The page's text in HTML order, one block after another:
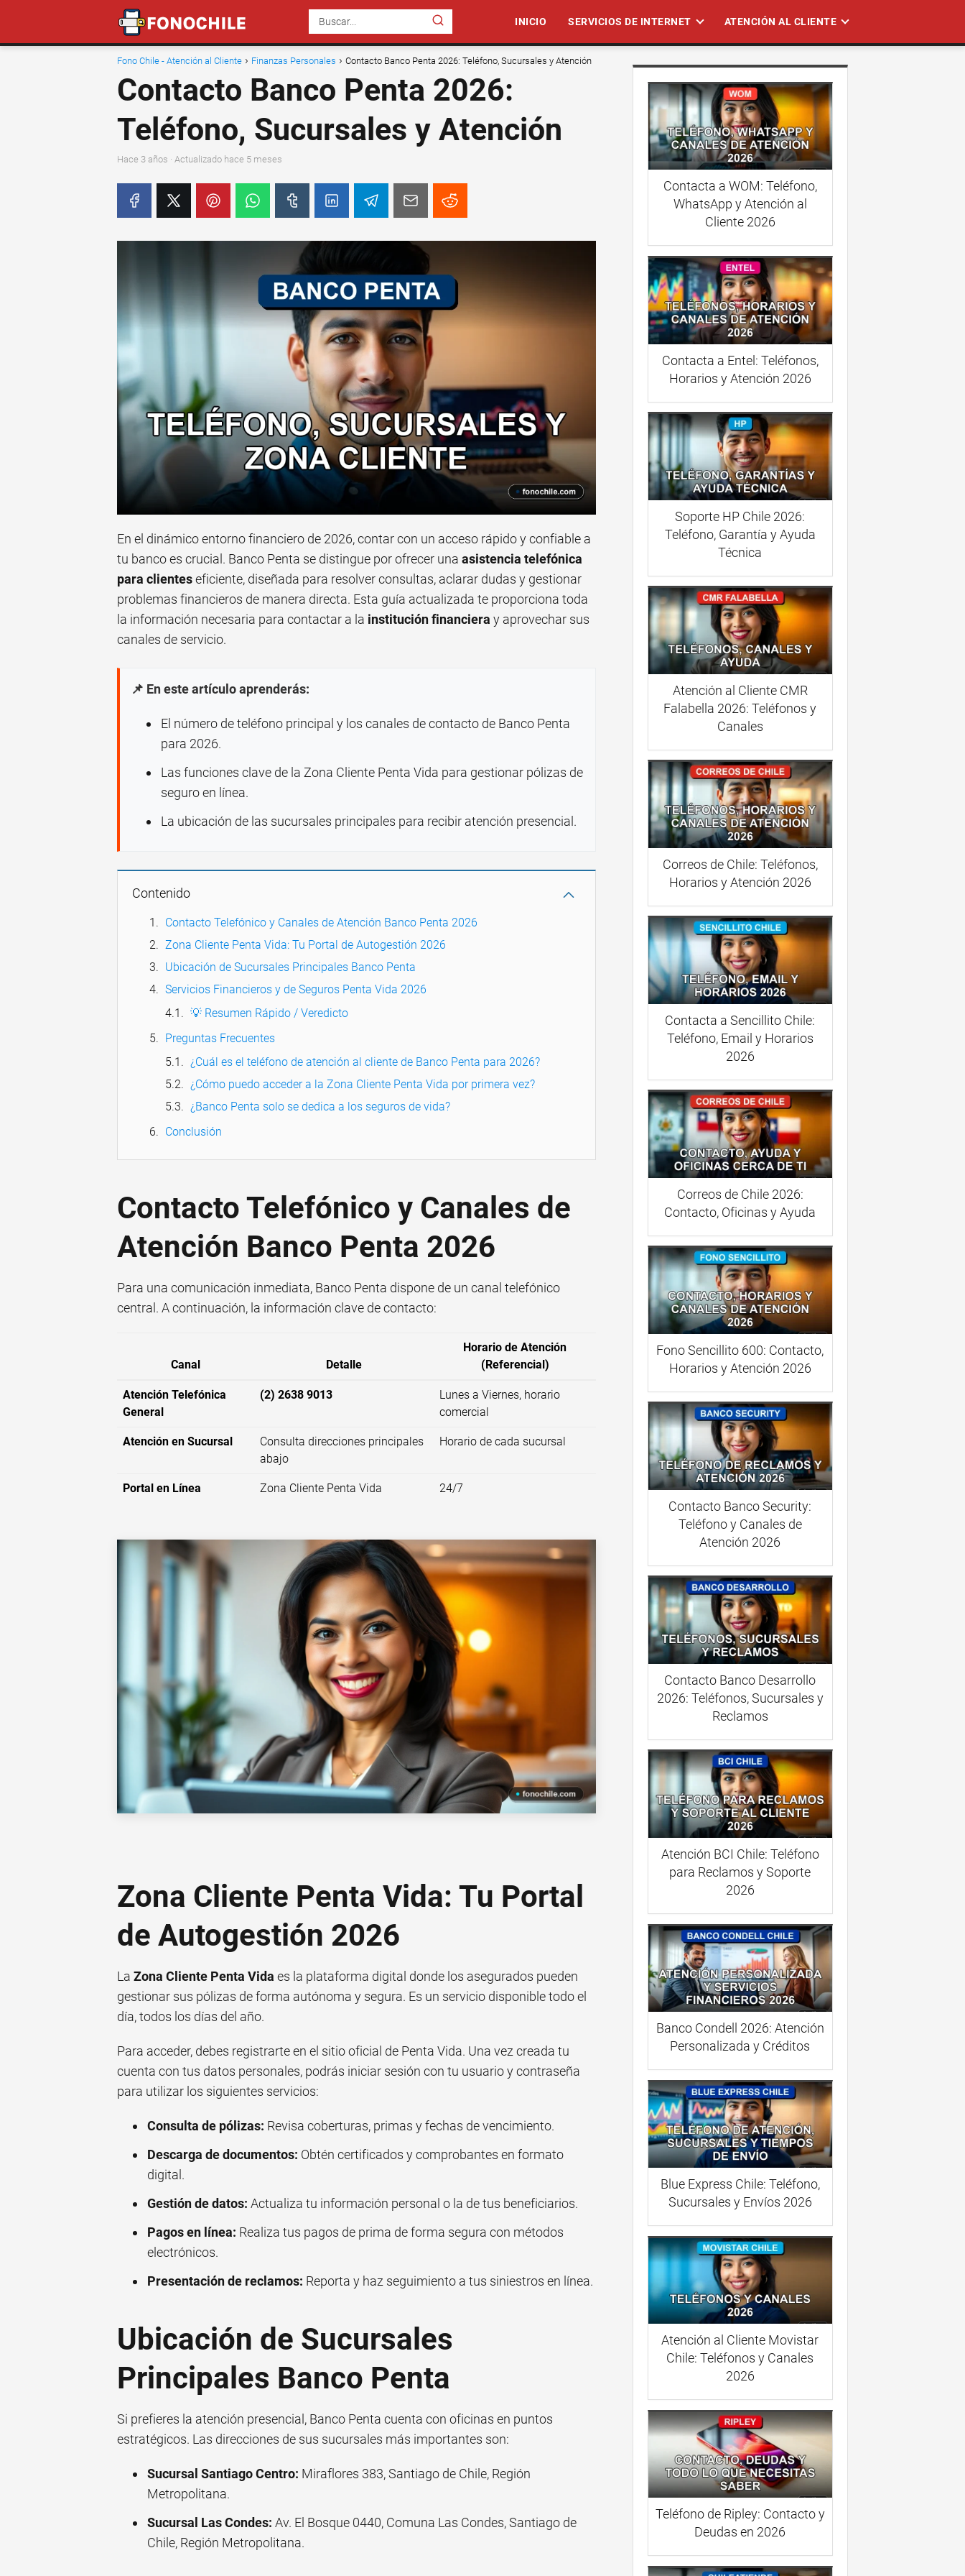
INICIO SERVICIOS DE INTERNET ATENCIÓN AL CLIENTE
Fono Chile - Atención al Cliente Finanzas Personales Contacto Banco Penta 2026: Teléfono, Sucursales y Atención
Contacto Banco Penta 2026:
Teléfono, Sucursales y Atención
hace 3 años · Actualizado hace 5 meses
En el dinámico entorno financiero de 2026, contar con un acceso rápido y confiable a
tu banco es crucial. Banco Penta se distingue por ofrecer una asistencia telefónica
para clienteseficiente, diseñada para resolver consultas, aclarar dudas y gestionar
problemas financieros de manera directa. Esta guía actualizada te proporciona toda
la información necesaria para contactar a la institución financiera y aprovechar sus
canales de servicio.
📌 En este artículo aprenderás:
El número de teléfono principal y los canales de contacto de Banco Penta
para 2026.
Las funciones clave de la Zona Cliente Penta Vida para gestionar pólizas de
seguro en línea.
La ubicación de las sucursales principales para recibir atención presencial.
Contenido
Contacto Telefónico y Canales de Atención Banco Penta 2026
Zona Cliente Penta Vida: Tu Portal de Autogestión 2026
Ubicación de Sucursales Principales Banco Penta
Servicios Financieros y de Seguros Penta Vida 2026
💡 Resumen Rápido / Veredicto
Preguntas Frecuentes
¿Cuál es el teléfono de atención al cliente de Banco Penta para 2026?
¿Cómo puedo acceder a la Zona Cliente Penta Vida por primera vez?
¿Banco Penta solo se dedica a los seguros de vida?
Conclusión
Contacto Telefónico y Canales de
Atención Banco Penta 2026
Para una comunicación inmediata, Banco Penta dispone de un canal telefónico
central. A continuación, la información clave de contacto:
Canal Detalle
Horario de Atención
(Referencial)
Atención Telefónica
General
(2) 2638 9013
Lunes a Viernes, horario
comercial
Atención en Sucursal
Consulta direcciones principales
abajo
Horario de cada sucursal
Portal en Línea Zona Cliente Penta Vida 24/7
Zona Cliente Penta Vida: Tu Portal
de Autogestión 2026
La Zona Cliente Penta Vida es la plataforma digital donde los asegurados pueden
gestionar sus pólizas de forma autónoma y segura. Es un servicio disponible todo el
día, todos los días del año.
Para acceder, debes registrarte en el sitio oficial de Penta Vida. Una vez creada tu
cuenta con tus datos personales, podrás iniciar sesión con tu usuario y contraseña
para utilizar los siguientes servicios:
Consulta de pólizas: Revisa coberturas, primas y fechas de vencimiento.
Descarga de documentos: Obtén certificados y comprobantes en formato
digital.
Gestión de datos: Actualiza tu información personal o la de tus beneficiarios.
Pagos en línea: Realiza tus pagos de prima de forma segura con métodos
electrónicos.
Presentación de reclamos: Reporta y haz seguimiento a tus siniestros en línea.
Ubicación de Sucursales
Principales Banco Penta
Si prefieres la atención presencial, Banco Penta cuenta con oficinas en puntos
estratégicos. Las direcciones de sus sucursales más importantes son:
Sucursal Santiago Centro: Miraflores 383, Santiago de Chile, Región
Metropolitana.
Sucursal Las Condes: Av. El Bosque 0440, Comuna Las Condes, Santiago de
Chile, Región Metropolitana.
Contacta a WOM: Teléfono,
WhatsApp y Atención al
Cliente 2026
Contacta a Entel: Teléfonos,
Horarios y Atención 2026
Soporte HP Chile 2026:
Teléfono, Garantía y Ayuda
Técnica
Atención al Cliente CMR
Falabella 2026: Teléfonos y
Canales
Correos de Chile: Teléfonos,
Horarios y Atención 2026
Contacta a Sencillito Chile:
Teléfono, Email y Horarios
2026
Correos de Chile 2026:
Contacto, Oficinas y Ayuda
Fono Sencillito 600: Contacto,
Horarios y Atención 2026
Contacto Banco Security:
Teléfono y Canales de
Atención 2026
Contacto Banco Desarrollo
2026: Teléfonos, Sucursales y
Reclamos
Atención BCI Chile: Teléfono
para Reclamos y Soporte
2026
Banco Condell 2026: Atención
Personalizada y Créditos
Blue Express Chile: Teléfono,
Sucursales y Envíos 2026
Atención al Cliente Movistar
Chile: Teléfonos y Canales
2026
Teléfono de Ripley: Contacto y
Deudas en 2026